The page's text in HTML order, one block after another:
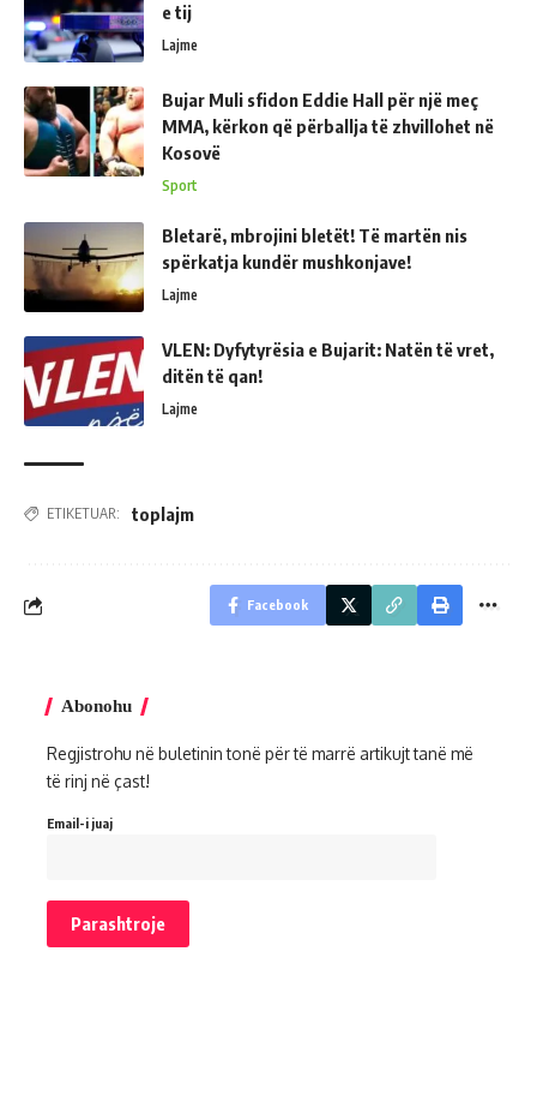
e tij
Lajme
Bujar Muli sfidon Eddie Hall për një meç
MMA, kërkon që përballja të zhvillohet në
Kosovë
Sport
Bletarë, mbrojini bletët! Të martën nis
spërkatja kundër mushkonjave!
Lajme
VLEN: Dyfytyrësia e Bujarit: Natën të vret,
ditën të qan!
Lajme
ETIKETUAR: toplajm
Facebook
Abonohu
Regjistrohu në buletinin tonë për të marrë artikujt tanë më
të rinj në çast!
Email-i juaj